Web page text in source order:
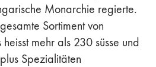
Monarchie regierte.
Sortiment von
mehr als 230 süsse und
Spezialitäten